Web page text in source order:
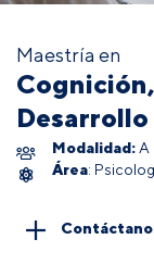
Maestría en
Desarrollo
Modalidad: A
Área: